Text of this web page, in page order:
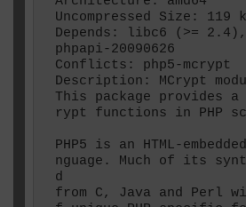
Uncompressed Size: 119 k
Depends: libc6 (>=
phpapi-20090626
Conflicts: php5-mcrypt
Description: MCrypt
This package provides a
rypt functions in PHP
PHP5 is an HTML-
nguage. Much of its
d
from C, Java and Perl